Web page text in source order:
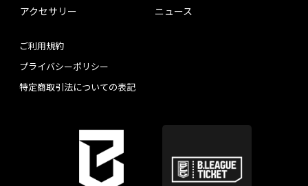
アクセサリー
ニュース
ご利用規約
プライバシーポリシー
特定商取引法についての表記